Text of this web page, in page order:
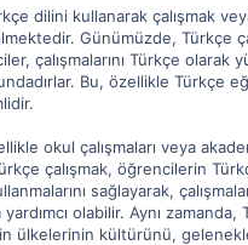
dilini kullanarak çalışmak
Günümüzde, Türkçe
çalışmalarını Türkçe olarak
Bu, özellikle Türkçe
okul çalışmaları veya
çalışmak, öğrencilerin
sağlayarak,
olabilir. Aynı zamanda,
ülkelerinin kültürünü,